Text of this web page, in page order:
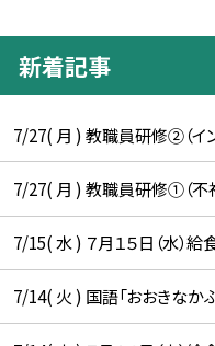
新着記事
7/27( 月 ) 教職員研修②（イ
7/27( 月 ) 教職員研修①（不
7/15( 水 ) ７月１５日（水）給
7/14( 火 ) 国語「おおきなか